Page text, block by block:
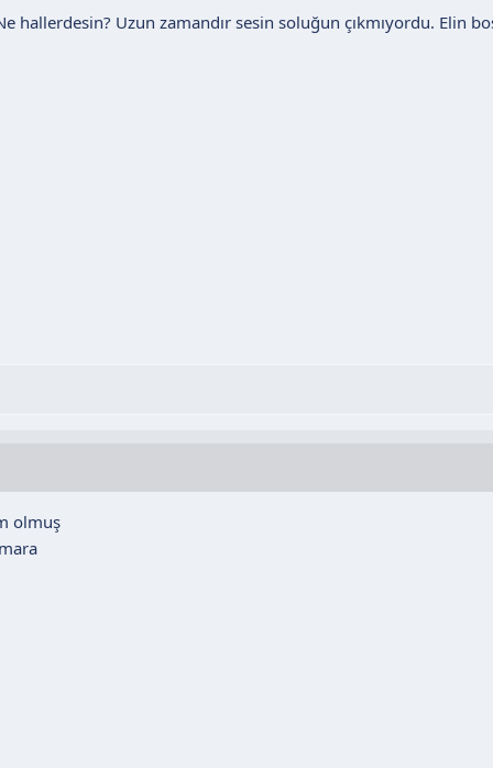
hallerdesin? Uzun zamandır sesin soluğun çıkmıyordu. Elin
olmuş